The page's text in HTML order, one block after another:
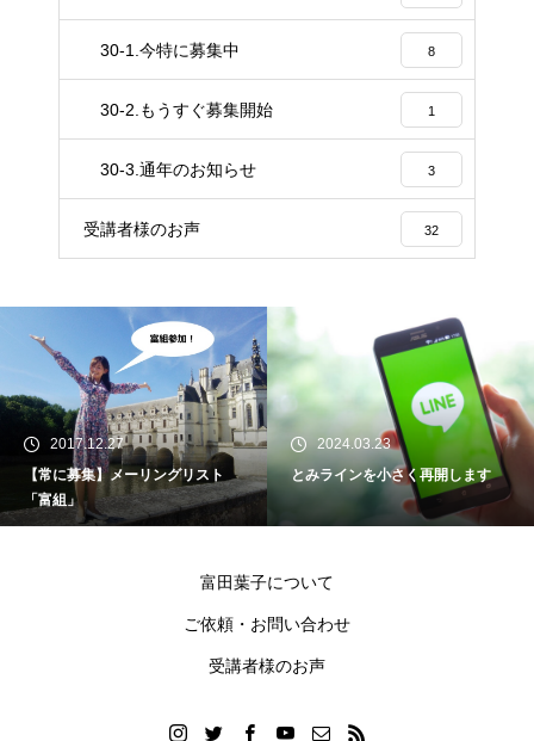
30-1.今特に募集中 8
30-2.もうすぐ募集開始 1
30-3.通年のお知らせ 3
受講者様のお声 32
2017.12.27
【常に募集】メーリングリスト
「富組」
2024.03.23
とみラインを小さく再開します
富田葉子について
ご依頼・お問い合わせ
受講者様のお声